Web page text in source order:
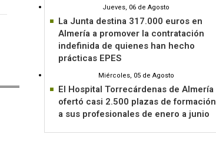
Jueves, 06 de Agosto
La Junta destina 317.000 euros en
Almería a promover la contratación
indefinida de quienes han hecho
prácticas EPES
Miércoles, 05 de Agosto
El Hospital Torrecárdenas de Almería
ofertó casi 2.500 plazas de formación
a sus profesionales de enero a junio